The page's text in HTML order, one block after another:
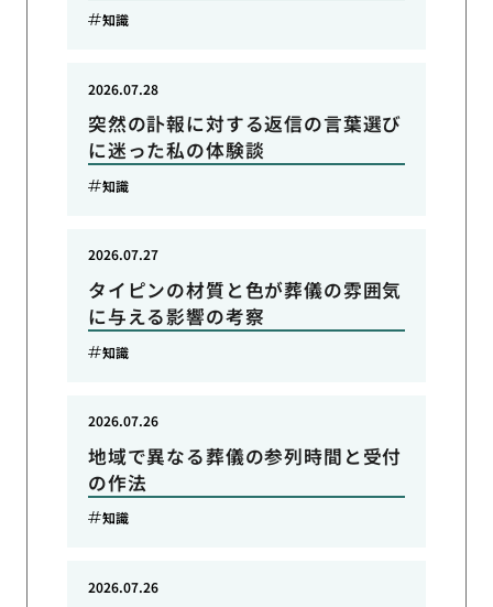
知識
突然の訃報に対する返信の言葉選び
に迷った私の体験談
2026.07.28
知識
タイピンの材質と色が葬儀の雰囲気
に与える影響の考察
2026.07.27
知識
地域で異なる葬儀の参列時間と受付
の作法
2026.07.26
知識
2026.07.26